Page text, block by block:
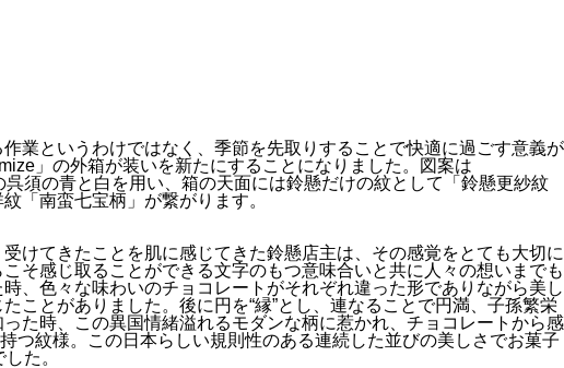
業というわけではなく、季節を先取りすることで快適に過ごす意義が
」の外箱が装いを新たにすることになりました。図案は
須の青と白を用い、箱の天面には鈴懸だけの紋として「鈴懸更紗紋
「南蛮七宝柄」が繋がります。
けてきたことを肌に感じてきた鈴懸店主は、その感覚をとても大切に
そ感じ取ることができる文字のもつ意味合いと共に人々の想いまでも
、色々な味わいのチョコレートがそれぞれ違った形でありながら美し
ことがありました。後に円を“縁”とし、連なることで円満、子孫繁栄
た時、この異国情緒溢れるモダンな柄に惹かれ、チョコレートから感
つ紋様。この日本らしい規則性のある連続した並びの美しさでお菓子
た。